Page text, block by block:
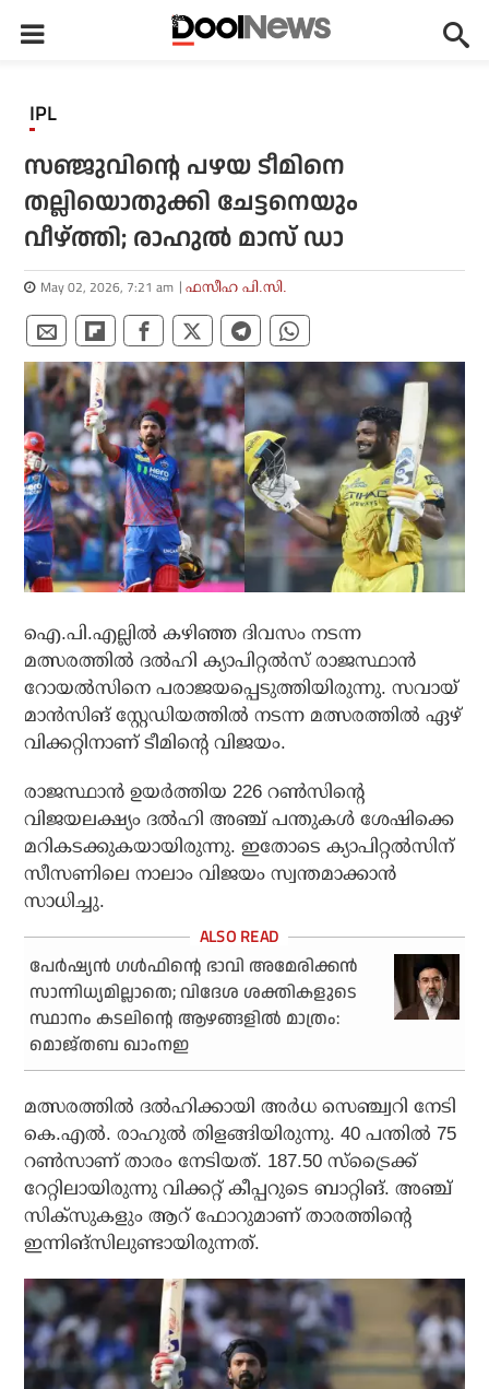
IPL
സഞ്ജുവിന്റെ പഴയ ടീമിനെ
തല്ലിയൊതുക്കി ചേട്ടനെയും
വീഴ്ത്തി; രാഹുല്‍ മാസ് ഡാ
May 02, 2026, 7:21 am ഫസീഹ പി.സി.
ഐ.പി.എല്ലില്‍ കഴിഞ്ഞ ദിവസം നടന്ന
മത്സരത്തില്‍ ദല്‍ഹി ക്യാപിറ്റല്‍സ് രാജസ്ഥാന്‍
റോയല്‍സിനെ പരാജയപ്പെടുത്തിയിരുന്നു. സവായ്
മാന്‍സിങ് സ്റ്റേഡിയത്തില്‍ നടന്ന മത്സരത്തില്‍ ഏഴ്
വിക്കറ്റിനാണ് ടീമിന്റെ വിജയം.
രാജസ്ഥാന്‍ ഉയര്‍ത്തിയ 226 റണ്‍സിന്റെ
വിജയലക്ഷ്യം ദല്‍ഹി അഞ്ച് പന്തുകള്‍ ശേഷിക്കെ
മറികടക്കുകയായിരുന്നു. ഇതോടെ ക്യാപിറ്റല്‍സിന്
സീസണിലെ നാലാം വിജയം സ്വന്തമാക്കാന്‍
സാധിച്ചു.
പേര്‍ഷ്യന്‍ ഗള്‍ഫിന്റെ ഭാവി അമേരിക്കന്‍
സാന്നിധ്യമില്ലാതെ; വിദേശ ശക്തികളുടെ
സ്ഥാനം കടലിന്റെ ആഴങ്ങളില്‍ മാത്രം:
മൊജ്തബ ഖാംനഇ
മത്സരത്തില്‍ ദല്‍ഹിക്കായി അര്‍ധ സെഞ്ച്വറി നേടി
കെ.എല്‍. രാഹുല്‍ തിളങ്ങിയിരുന്നു. 40 പന്തില്‍ 75
റണ്‍സാണ് താരം നേടിയത്. 187.50 സ്‌ട്രൈക്ക്
റേറ്റിലായിരുന്നു വിക്കറ്റ് കീപ്പറുടെ ബാറ്റിങ്. അഞ്ച്
സിക്‌സുകളും ആറ് ഫോറുമാണ് താരത്തിന്റെ
ഇന്നിങ്സിലുണ്ടായിരുന്നത്.